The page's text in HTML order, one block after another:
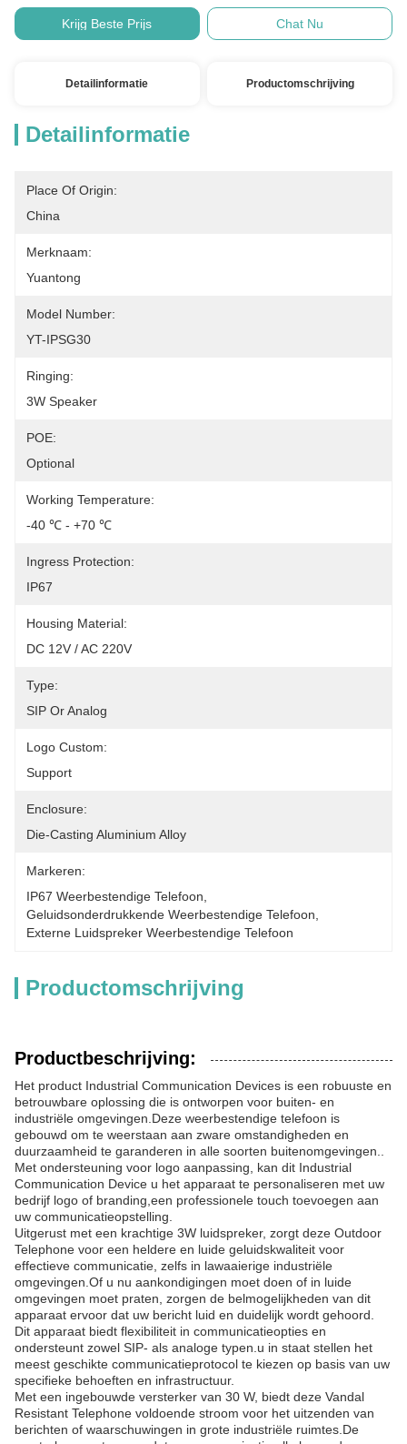
Krijg Beste Prijs Chat Nu
Detailinformatie Productomschrijving
Detailinformatie
Place Of Origin:
China
Merknaam:
Yuantong
Model Number:
YT-IPSG30
Ringing:
3W Speaker
POE:
Optional
Working Temperature:
-40 ℃ - +70 ℃
Ingress Protection:
IP67
Housing Material:
DC 12V / AC 220V
Type:
SIP Or Analog
Logo Custom:
Support
Enclosure:
Die-Casting Aluminium Alloy
Markeren:
IP67 Weerbestendige Telefoon
Geluidsonderdrukkende Weerbestendige Telefoon
Externe Luidspreker Weerbestendige Telefoon
Productomschrijving
Productbeschrijving:
Het product Industrial Communication Devices is een robuuste en
betrouwbare oplossing die is ontworpen voor buiten- en
industriële omgevingen.Deze weerbestendige telefoon is
gebouwd om te weerstaan aan zware omstandigheden en
duurzaamheid te garanderen in alle soorten buitenomgevingen..
Met ondersteuning voor logo aanpassing, kan dit Industrial
Communication Device u het apparaat te personaliseren met uw
bedrijf logo of branding,een professionele touch toevoegen aan
uw communicatieopstelling.
Uitgerust met een krachtige 3W luidspreker, zorgt deze Outdoor
Telephone voor een heldere en luide geluidskwaliteit voor
effectieve communicatie, zelfs in lawaaierige industriële
omgevingen.Of u nu aankondigingen moet doen of in luide
omgevingen moet praten, zorgen de belmogelijkheden van dit
apparaat ervoor dat uw bericht luid en duidelijk wordt gehoord.
Dit apparaat biedt flexibiliteit in communicatieopties en
ondersteunt zowel SIP- als analoge typen.u in staat stellen het
meest geschikte communicatieprotocol te kiezen op basis van uw
specifieke behoeften en infrastructuur.
Met een ingebouwde versterker van 30 W, biedt deze Vandal
Resistant Telephone voldoende stroom voor het uitzenden van
berichten of waarschuwingen in grote industriële ruimtes.De